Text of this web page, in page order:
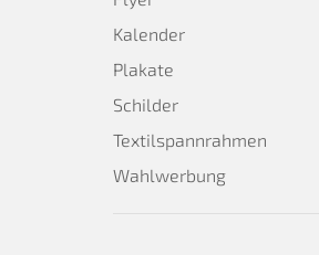
Kalender
Plakate
Schilder
Textilspannrahmen
Wahlwerbung